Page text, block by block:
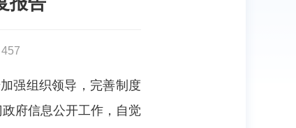
457
强组织领导，完善制度
府信息公开工作，自觉